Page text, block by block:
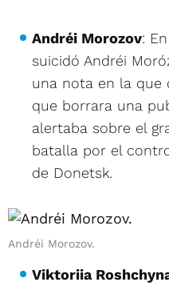
Andréi Morozov:
suicidó Andréi
una nota en la que
que borrara una
alertaba sobre el
batalla por el
de Donetsk.
Andréi Morozov.
Viktoriia